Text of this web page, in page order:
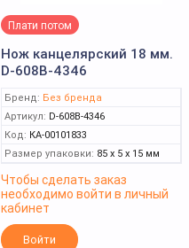
Плати потом
Нож канцелярский 18 мм.
D-608B-4346
Бренд: Без бренда
Артикул: D-608B-4346
Код: КА-00101833
Размер упаковки: 85 x 5 x 15 мм
Чтобы сделать заказ
необходимо войти в личный
кабинет
Войти